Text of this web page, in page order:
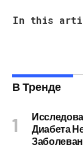
In this
В Тренде
Диабета